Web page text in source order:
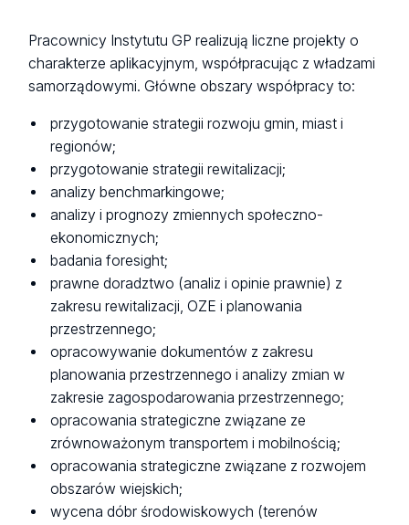
Pracownicy Instytutu GP realizują liczne projekty o
charakterze aplikacyjnym, współpracując z władzami
samorządowymi. Główne obszary współpracy to:
przygotowanie strategii rozwoju gmin, miast i
regionów;
przygotowanie strategii rewitalizacji;
analizy benchmarkingowe;
analizy i prognozy zmiennych społeczno-
ekonomicznych;
badania foresight;
prawne doradztwo (analiz i opinie prawnie) z
zakresu rewitalizacji, OZE i planowania
przestrzennego;
opracowywanie dokumentów z zakresu
planowania przestrzennego i analizy zmian w
zakresie zagospodarowania przestrzennego;
opracowania strategiczne związane ze
zrównoważonym transportem i mobilnością;
opracowania strategiczne związane z rozwojem
obszarów wiejskich;
wycena dóbr środowiskowych (terenów